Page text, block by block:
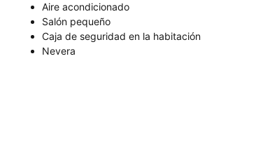
Aire acondicionado
Salón pequeño
Caja de seguridad en la habitación
Nevera